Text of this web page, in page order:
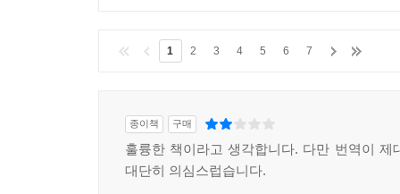
1 2 3 4 5 6 7
종이책 구매
훌륭한 책이라고 생각합니다. 다만 번역이 제
대단히 의심스럽습니다.